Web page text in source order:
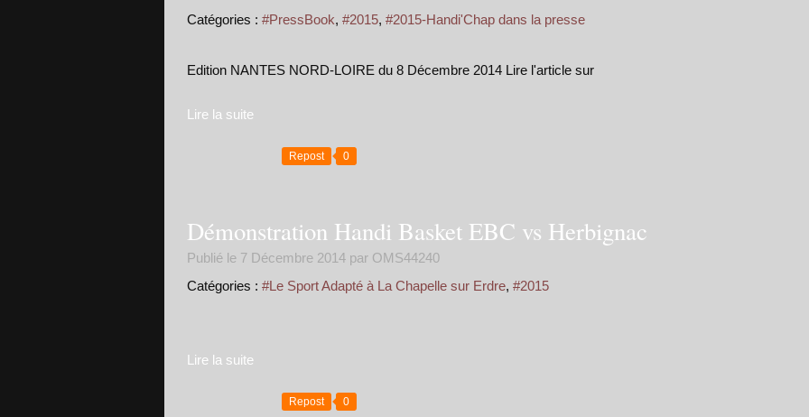
Catégories : #PressBook, #2015, #2015-Handi'Chap dans la presse
Edition NANTES NORD-LOIRE du 8 Décembre 2014 Lire l'article sur
Lire la suite
Repost 0
Démonstration Handi Basket EBC vs Herbignac
Publié le 7 Décembre 2014 par OMS44240
Catégories : #Le Sport Adapté à La Chapelle sur Erdre, #2015
Lire la suite
Repost 0